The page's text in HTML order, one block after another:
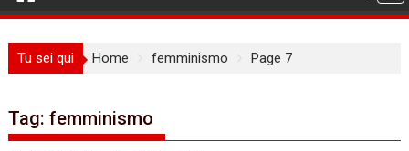
Tu sei qui Home femminismo Page 7
Tag:femminismo